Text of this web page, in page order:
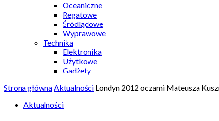
Oceaniczne
Regatowe
Śródlądowe
Wyprawowe
Technika
Elektronika
Użytkowe
Gadżety
Strona głównaAktualności Londyn 2012 oczami Mateusza
Aktualności